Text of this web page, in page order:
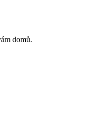
domů.